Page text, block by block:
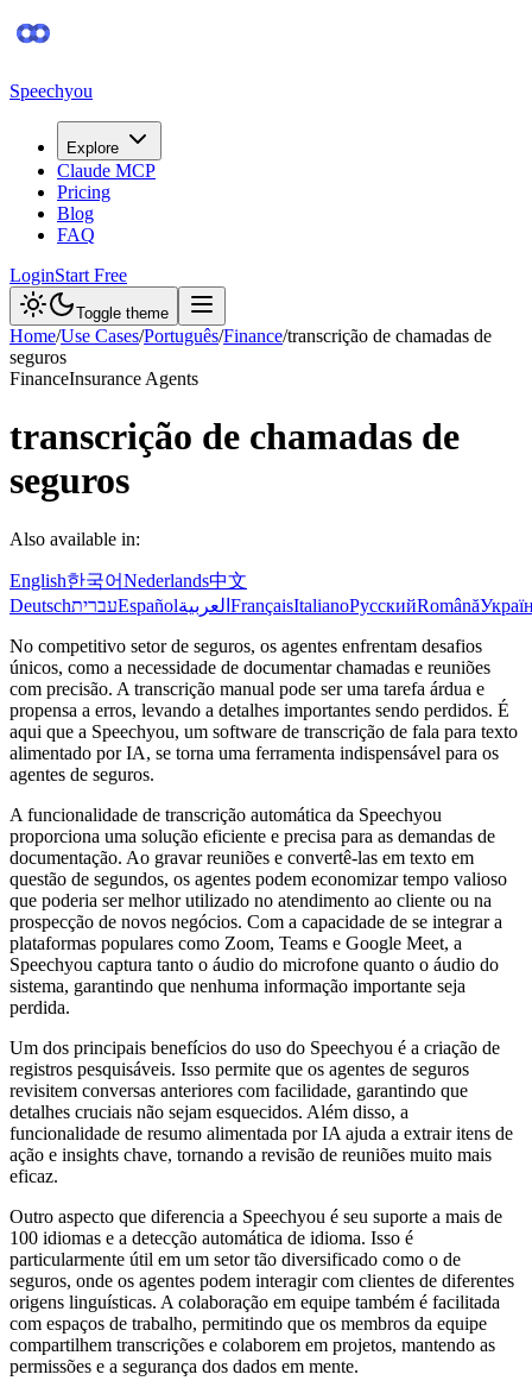
Speechyou
Explore
Claude MCP
Pricing
Blog
FAQ
LoginStart Free
Toggle theme
Home/Use Cases/Português/Finance/transcrição de chamadas de
seguros
FinanceInsurance Agents
transcrição de chamadas de
seguros
Also available in:
English한국어Nederlands中文
DeutschעבריתEspañolالعربية FrançaisItalianoРусскийRomână
No competitivo setor de seguros, os agentes enfrentam desafios
únicos, como a necessidade de documentar chamadas e reuniões
com precisão. A transcrição manual pode ser uma tarefa árdua e
propensa a erros, levando a detalhes importantes sendo perdidos. É
aqui que a Speechyou, um software de transcrição de fala para texto
alimentado por IA, se torna uma ferramenta indispensável para os
agentes de seguros.
A funcionalidade de transcrição automática da Speechyou
proporciona uma solução eficiente e precisa para as demandas de
documentação. Ao gravar reuniões e convertê-las em texto em
questão de segundos, os agentes podem economizar tempo valioso
que poderia ser melhor utilizado no atendimento ao cliente ou na
prospecção de novos negócios. Com a capacidade de se integrar a
plataformas populares como Zoom, Teams e Google Meet, a
Speechyou captura tanto o áudio do microfone quanto o áudio do
sistema, garantindo que nenhuma informação importante seja
perdida.
Um dos principais benefícios do uso do Speechyou é a criação de
registros pesquisáveis. Isso permite que os agentes de seguros
revisitem conversas anteriores com facilidade, garantindo que
detalhes cruciais não sejam esquecidos. Além disso, a
funcionalidade de resumo alimentada por IA ajuda a extrair itens de
ação e insights chave, tornando a revisão de reuniões muito mais
eficaz.
Outro aspecto que diferencia a Speechyou é seu suporte a mais de
100 idiomas e a detecção automática de idioma. Isso é
particularmente útil em um setor tão diversificado como o de
seguros, onde os agentes podem interagir com clientes de diferentes
origens linguísticas. A colaboração em equipe também é facilitada
com espaços de trabalho, permitindo que os membros da equipe
compartilhem transcrições e colaborem em projetos, mantendo as
permissões e a segurança dos dados em mente.